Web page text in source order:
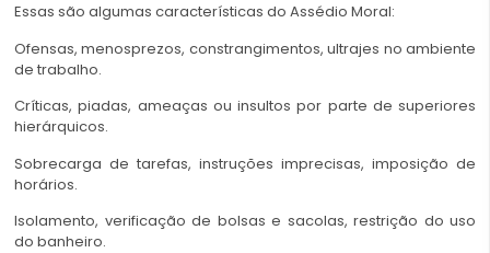
Essas são algumas características do Assédio Moral:
Ofensas, menosprezos, constrangimentos, ultrajes no ambiente
de trabalho.
Críticas, piadas, ameaças ou insultos por parte de superiores
hierárquicos.
Sobrecarga de tarefas, instruções imprecisas, imposição de
horários.
Isolamento, verificação de bolsas e sacolas, restrição do uso
do banheiro.